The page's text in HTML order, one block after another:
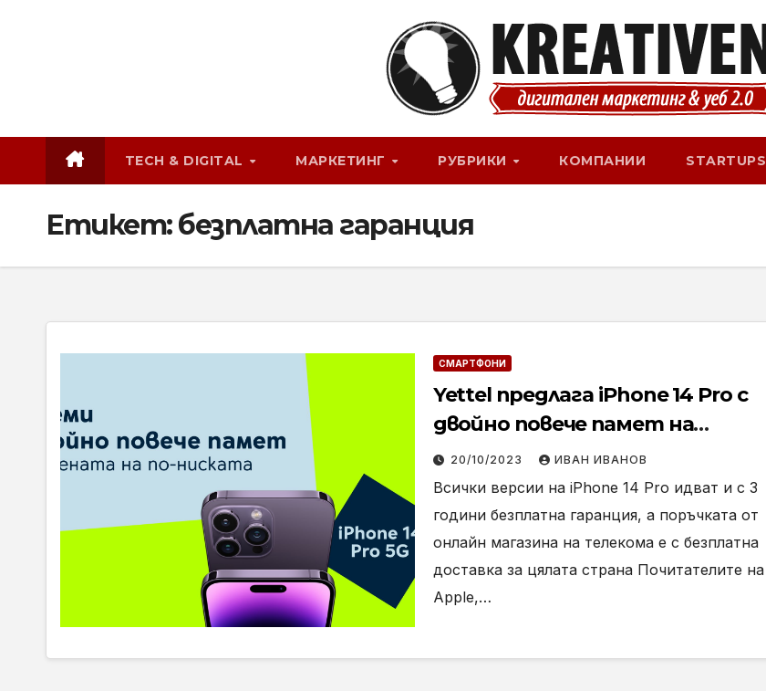
TECH & DIGITAL МАРКЕТИНГ РУБРИКИ КОМПАНИИ STARTUPS
Етикет:безплатна гаранция
СМАРТФОНИ
Yettel предлага iPhone 14 Pro с
двойно повече памет на
цената на по-ниската
20/10/2023 ИВАН ИВАНОВ
Всички версии на iPhone 14 Pro идват и с 3
години безплатна гаранция, а поръчката от
онлайн магазина на телекома е с безплатна
доставка за цялата страна Почитателите на
Apple,…